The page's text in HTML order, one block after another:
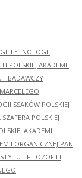
I ETNOLOGII
POLSKIEJ AKADEMII
BADAWCZY
SSAKÓW POLSKIEJ
POLSKIEJ
AKADEMII
ORGANICZNEJ PAN
FILOZOFII I